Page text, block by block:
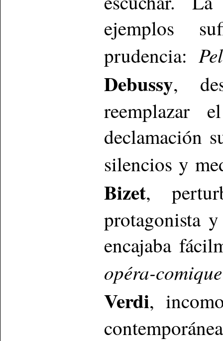
ejemplos
prudencia:
Debussy,
reemplazar
declamación
silencios y
Bizet,
protagonista
encajaba
opéra-comique
Verdi,